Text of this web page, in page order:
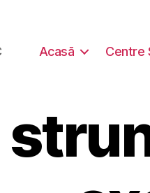
Acasă Centre